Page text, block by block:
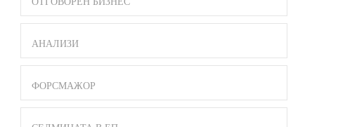
АНАЛИЗИ
ФОРСМАЖОР